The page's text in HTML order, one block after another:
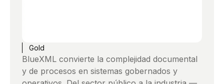
Gold
BlueXML convierte la complejidad documental
y de procesos en sistemas gobernados y